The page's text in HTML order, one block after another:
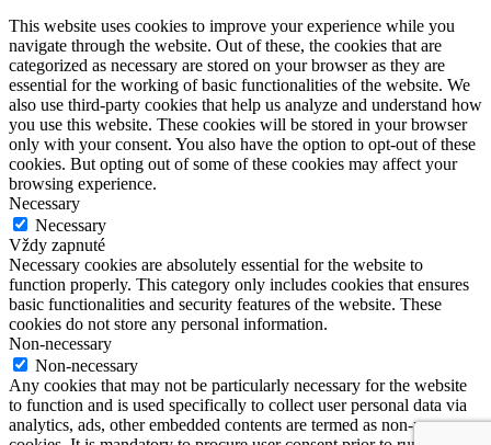
This website uses cookies to improve your experience while you
navigate through the website. Out of these, the cookies that are
categorized as necessary are stored on your browser as they are
essential for the working of basic functionalities of the website. We
also use third-party cookies that help us analyze and understand how
you use this website. These cookies will be stored in your browser
only with your consent. You also have the option to opt-out of these
cookies. But opting out of some of these cookies may affect your
browsing experience.
Necessary
Necessary
Vždy zapnuté
Necessary cookies are absolutely essential for the website to
function properly. This category only includes cookies that ensures
basic functionalities and security features of the website. These
cookies do not store any personal information.
Non-necessary
Non-necessary
Any cookies that may not be particularly necessary for the website
to function and is used specifically to collect user personal data via
analytics, ads, other embedded contents are termed as non-necessary